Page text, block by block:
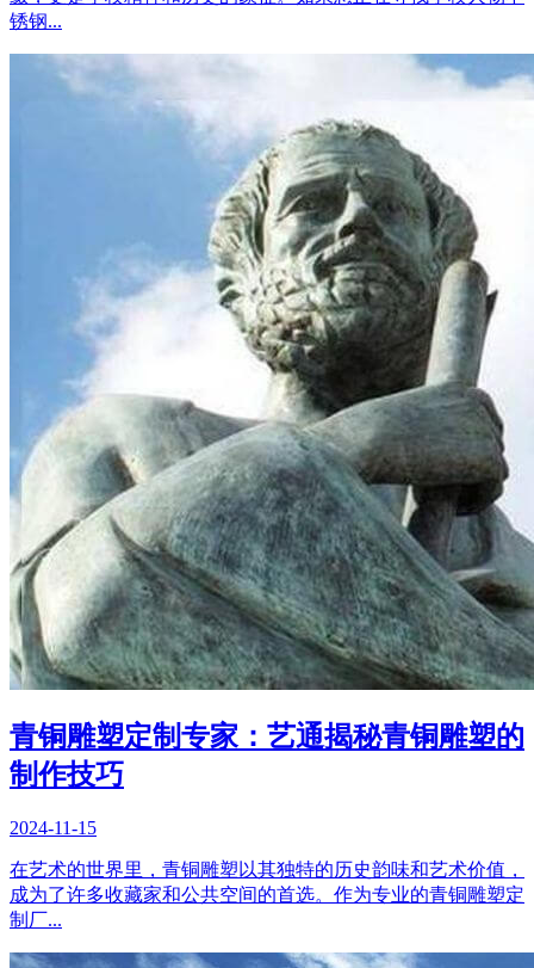
锈钢...
青铜雕塑定制专家：艺通揭秘青铜雕塑的
制作技巧
2024-11-15
在艺术的世界里，青铜雕塑以其独特的历史韵味和艺术价值，
成为了许多收藏家和公共空间的首选。作为专业的青铜雕塑定
制厂...